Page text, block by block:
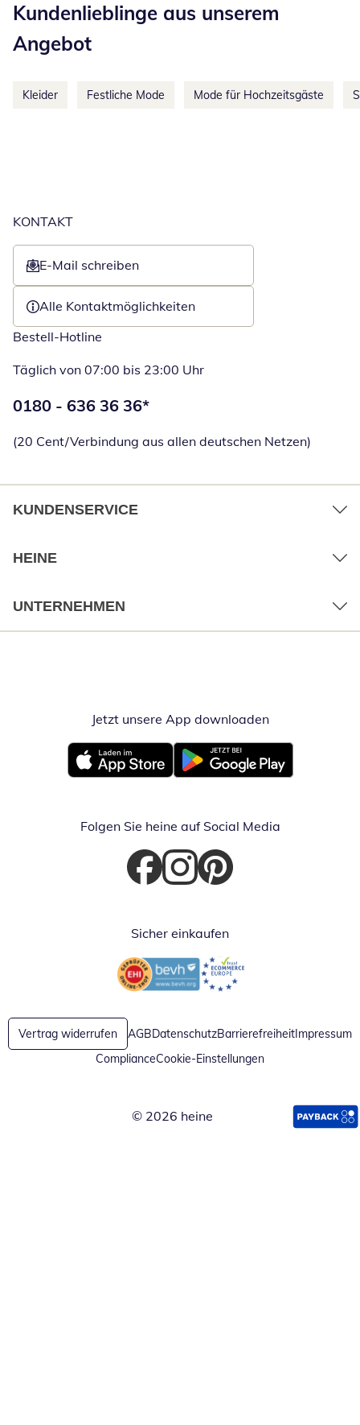
Kundenlieblinge aus unserem
Angebot
Kleider Festliche Mode Mode für Hochzeitsgäste
KONTAKT
E-Mail schreiben
Öffnet E-Mail-Client
Alle Kontaktmöglichkeiten
Bestell-Hotline
Täglich von 07:00 bis 23:00 Uhr
Telefonnummer:
0180 - 636 36 36*
(20 Cent/Verbindung aus allen deutschen Netzen)
KUNDENSERVICE
HEINE
UNTERNEHMEN
Jetzt unsere App downloadenÖffnet in
Öffnet in neuem FensterÖffnet in neuem Fenster
Folgen Sie heine auf Social Media
Öffnet in neuem Fenster
Öffnet in neuem Fenster
Öffnet in neuem Fenster
Sicher einkaufen
Öffnet in neuem FensterÖffnet in neuem Fenster
Vertrag widerrufen AGBDatenschutzBarrierefreiheitImpressum
ComplianceCookie-Einstellungen
© 2026 heine